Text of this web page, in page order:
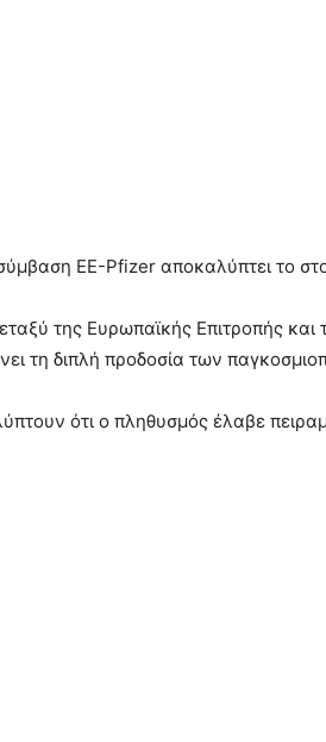
ΕΕ-Pfizer αποκαλύπτει το
της Ευρωπαϊκής Επιτροπής
τη διπλή προδοσία των
ότι ο πληθυσμός έλαβε